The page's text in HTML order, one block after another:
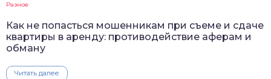
Разное
Как не попасться мошенникам при съеме и сдаче
квартиры в аренду: противодействие аферам и
обману
Читать далее